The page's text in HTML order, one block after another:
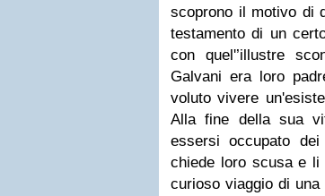
scoprono il motivo di
testamento di un
con quel'’illustre
Galvani era loro
voluto vivere
Alla fine della sua
essersi occupato
chiede loro scusa e
curioso viaggio di